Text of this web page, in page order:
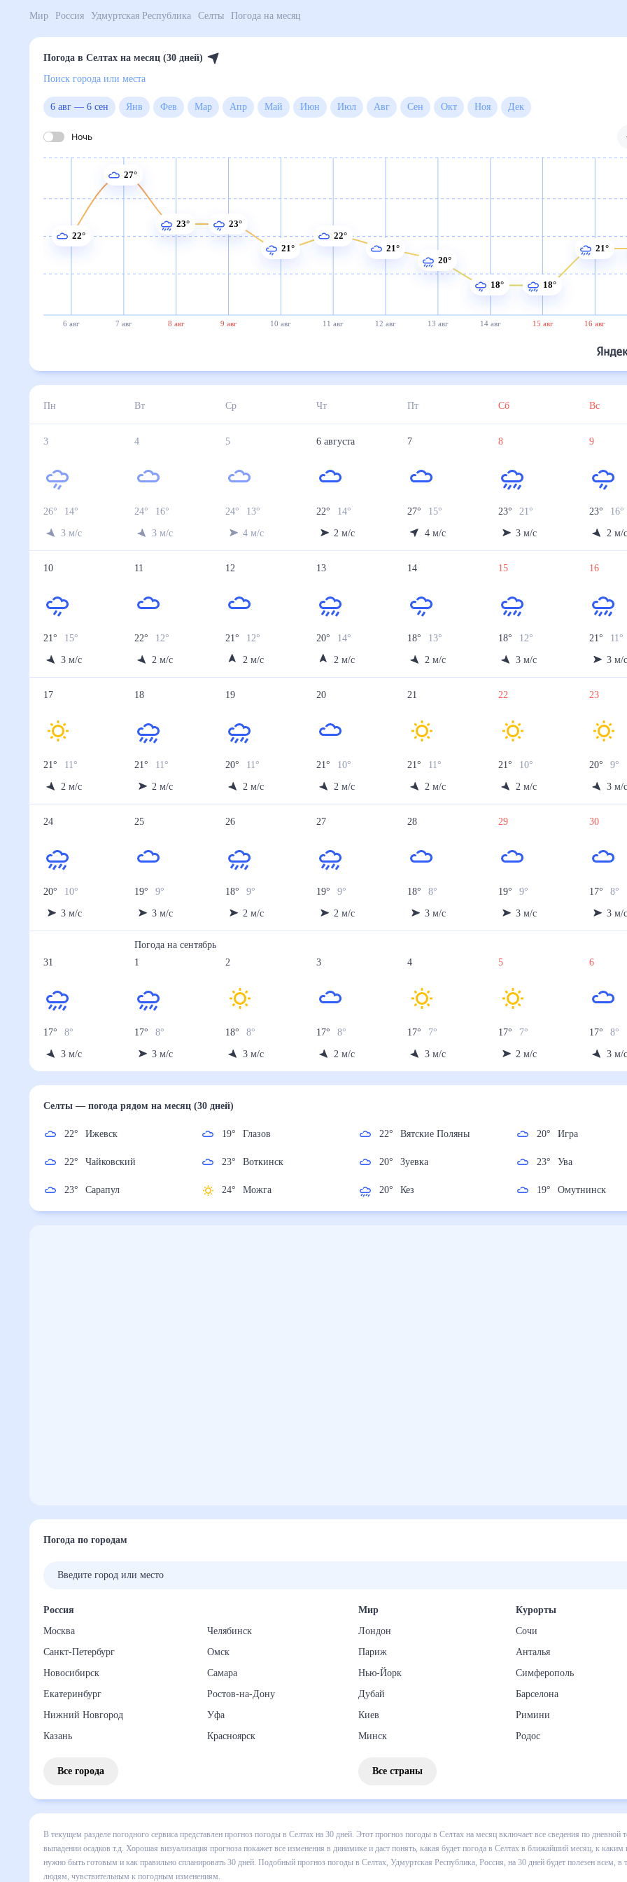
Мир Россия Удмуртская Республика Селты Погода на месяц
Погода в Селтах на месяц (30 дней)
Поиск города или места
6 авг— 6 сен Янв Фев Мар Апр Май Июн Июл Авг Сен Окт Ноя
Ночь
6 авг 7 авг 8 авг 9 авг 10 авг 11 авг 12 авг 13 авг 14 авг 15 авг 16 авг
22°
27°
23°
23°
21°
22°
21°
20°
18°
18°
21°
Пн Вт Ср Чт Пт Сб Вс
3
26° 14°
3 м/с
4
24° 16°
3 м/с
5
24° 13°
4 м/с
6 августа
22° 14°
2 м/с
7
27° 15°
4 м/с
8
23° 21°
3 м/с
9
23° 16°
2 м/
10
21° 15°
3 м/с
11
22° 12°
2 м/с
12
21° 12°
2 м/с
13
20° 14°
2 м/с
14
18° 13°
2 м/с
15
18° 12°
3 м/с
16
21° 11°
3 м/
17
21° 11°
2 м/с
18
21° 11°
2 м/с
19
20° 11°
2 м/с
20
21° 10°
2 м/с
21
21° 11°
2 м/с
22
21° 10°
2 м/с
23
20° 9
3 м/
24
20° 10°
3 м/с
25
19° 9°
3 м/с
26
18° 9°
2 м/с
27
19° 9°
2 м/с
28
18° 8°
3 м/с
29
19° 9°
3 м/с
30
17° 8°
3 м/
31
17° 8°
3 м/с
Погода насентябрь
1
17° 8°
3 м/с
2
18° 8°
3 м/с
3
17° 8°
2 м/с
4
17° 7°
3 м/с
5
17° 7°
2 м/с
6
17° 8°
3 м/
Селты— погода рядомна месяц (30 дней)
22° Ижевск
22° Чайковский
23° Сарапул
19° Глазов
23° Воткинск
24° Можга
22° Вятские Поляны
20° Зуевка
20° Кез
20° Игра
23° Ува
19° Омутнинск
Погода по городам
Россия
Москва
Санкт-Петербург
Новосибирск
Екатеринбург
Нижний Новгород
Казань
Челябинск
Омск
Самара
Ростов-на-Дону
Уфа
Красноярск
Все города
Мир
Лондон
Париж
Нью-Йорк
Дубай
Киев
Минск
Курорты
Сочи
Анталья
Симферополь
Барселона
Римини
Родос
Все страны
В текущем разделе погодного сервиса представлен прогноз погоды в Селтах на 30 дней. Этот прогноз погоды в Селтах на
все сведения по дневной температуре , выпадении осадков т.д. Хорошая визуализация прогноза покажет все изменения в
понять, какая будет погода в Селтах в ближайший месяц, к каким изменениям нужно быть готовым и как правильно
Подобный прогноз погоды в Селтах, Удмуртская Республика, Россия, на 30 дней будет полезен всем, в том числе людям,